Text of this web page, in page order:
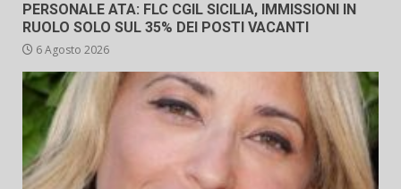
PERSONALE ATA: FLC CGIL SICILIA, IMMISSIONI IN
RUOLO SOLO SUL 35% DEI POSTI VACANTI
6 Agosto 2026